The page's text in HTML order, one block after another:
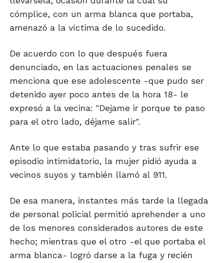
cómplice, con un arma blanca que portaba,
amenazó a la víctima de lo sucedido.
De acuerdo con lo que después fuera
denunciado, en las actuaciones penales se
menciona que ese adolescente -que pudo ser
detenido ayer poco antes de la hora 18- le
expresó a la vecina: "Dejame ir porque te paso
para el otro lado, déjame salir".
Ante lo que estaba pasando y tras sufrir ese
episodio intimidatorio, la mujer pidió ayuda a
vecinos suyos y también llamó al 911.
De esa manera, instantes más tarde la llegada
de personal policial permitió aprehender a uno
de los menores considerados autores de este
hecho; mientras que el otro -el que portaba el
arma blanca- logró darse a la fuga y recién